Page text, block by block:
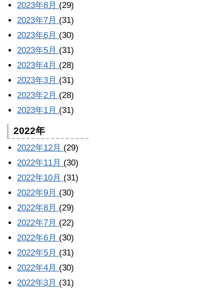
2023年8月 (29)
2023年7月 (31)
2023年6月 (30)
2023年5月 (31)
2023年4月 (28)
2023年3月 (31)
2023年2月 (28)
2023年1月 (31)
2022年
2022年12月 (29)
2022年11月 (30)
2022年10月 (31)
2022年9月 (30)
2022年8月 (29)
2022年7月 (22)
2022年6月 (30)
2022年5月 (31)
2022年4月 (30)
2022年3月 (31)